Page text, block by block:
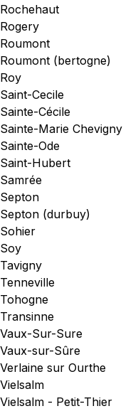
Rochehaut
Rogery
Roumont
Roumont (bertogne)
Roy
Saint-Cecile
Sainte-Cécile
Sainte-Marie Chevigny
Sainte-Ode
Saint-Hubert
Samrée
Septon
Septon (durbuy)
Sohier
Soy
Tavigny
Tenneville
Tohogne
Transinne
Vaux-Sur-Sure
Vaux-sur-Sûre
Verlaine sur Ourthe
Vielsalm
Vielsalm - Petit-Thier